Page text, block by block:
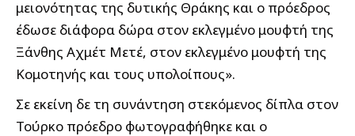
μειονότητας της δυτικής Θράκης και ο πρόεδρος
έδωσε διάφορα δώρα στον εκλεγμένο μουφτή της
Ξάνθης Αχμέτ Μετέ, στον εκλεγμένο μουφτή της
Κομοτηνής και τους υπολοίπους».
Σε εκείνη δε τη συνάντηση στεκόμενος δίπλα στον
Τούρκο πρόεδρο φωτογραφήθηκε και ο